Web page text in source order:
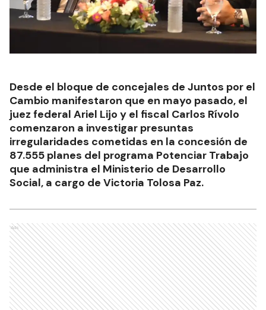
Desde el bloque de concejales de Juntos por el
Cambio manifestaron que en mayo pasado, el
juez federal Ariel Lijo y el fiscal Carlos Rívolo
comenzaron a investigar presuntas
irregularidades cometidas en la concesión de
87.555 planes del programa Potenciar Trabajo
que administra el Ministerio de Desarrollo
Social, a cargo de Victoria Tolosa Paz.
Ads